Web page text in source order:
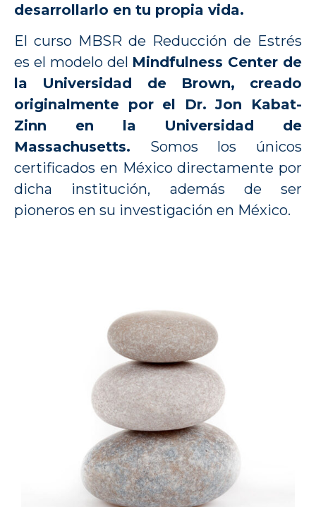
desarrollarlo en tu propia vida.
El curso MBSR de Reducción de Estrés
es el modelo del Mindfulness Center de
la Universidad de Brown, creado
originalmente por el Dr. Jon Kabat-
Zinn en la Universidad de
Massachusetts. Somos los únicos
certificados en México directamente por
dicha institución, además de ser
pioneros en su investigación en México.